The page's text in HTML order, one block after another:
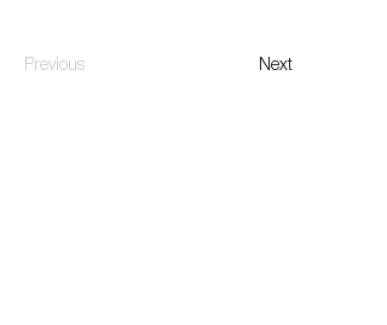
Previous Next